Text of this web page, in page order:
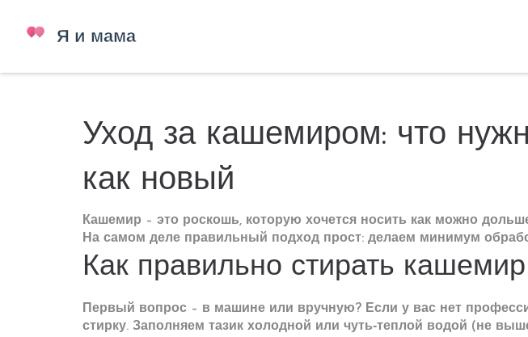
Уход за кашемиром: что
как новый
Кашемир – это роскошь, которую хочется носить как можно
На самом деле правильный подход прост: делаем минимум
Как правильно стирать
Первый вопрос – в машине или вручную? Если у вас нет
стирку. Заполняем тазик холодной или чуть‑теплой водой (не